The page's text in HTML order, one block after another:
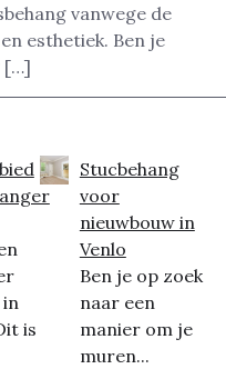
vanwege de
esthetiek. Ben je
[…]
is
Stucbehang
voor
nieuwbouw in
Venlo
Ben je op zoek
naar een
manier om je
muren...